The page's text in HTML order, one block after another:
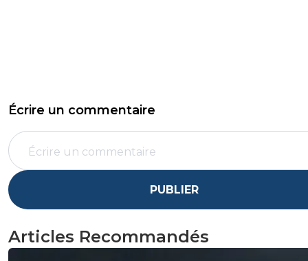
Écrire un commentaire
PUBLIER
Articles Recommandés